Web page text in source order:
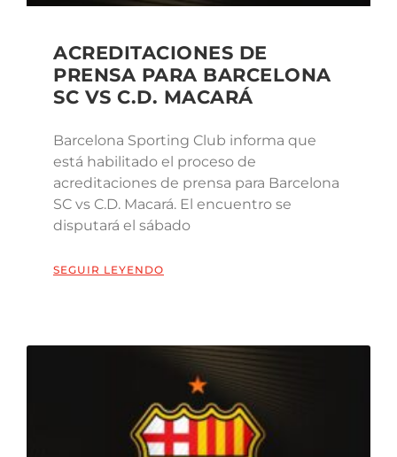
ACREDITACIONES DE
PRENSA PARA BARCELONA
SC VS C.D. MACARÁ
Barcelona Sporting Club informa que
está habilitado el proceso de
acreditaciones de prensa para Barcelona
SC vs C.D. Macará. El encuentro se
disputará el sábado
SEGUIR LEYENDO